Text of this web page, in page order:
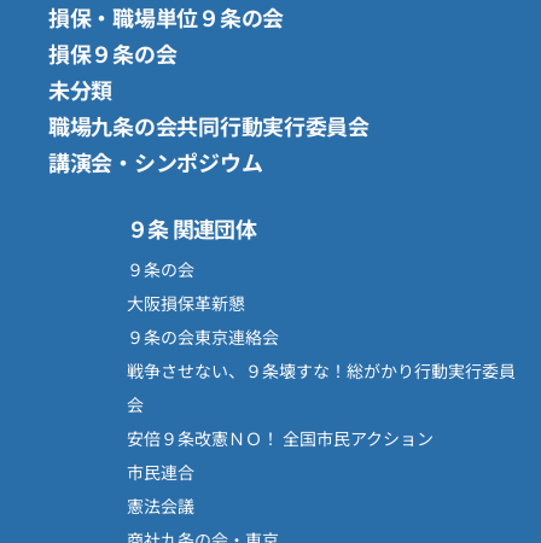
損保・職場単位９条の会
損保９条の会
未分類
職場九条の会共同行動実行委員会
講演会・シンポジウム
９条 関連団体
９条の会
大阪損保革新懇
９条の会東京連絡会
戦争させない、９条壊すな！総がかり行動実行委員
会
安倍９条改憲ＮＯ！ 全国市民アクション
市民連合
憲法会議